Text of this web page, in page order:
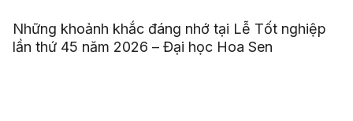
Những khoảnh khắc đáng nhớ tại Lễ Tốt nghiệp
lần thứ 45 năm 2026 – Đại học Hoa Sen